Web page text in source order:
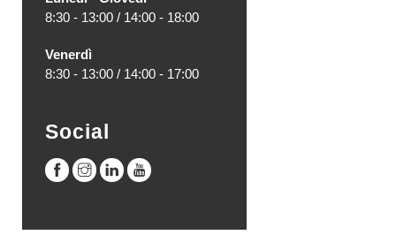
8:30 - 13:00 / 14:00 - 18:00
Venerdì
8:30 - 13:00 / 14:00 - 17:00
Social